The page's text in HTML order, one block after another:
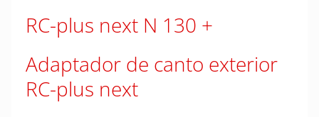
RC-plus next N 130
Adaptador de canto exterior
RC-plus next